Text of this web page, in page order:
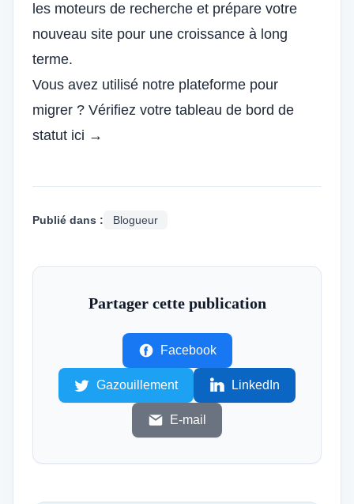
les moteurs de recherche et prépare votre
nouveau site pour une croissance à long
terme.
Vous avez utilisé notre plateforme pour
migrer ? Vérifiez votre tableau de bord de
statut ici →
Publié dans : Blogueur
Partager cette publication
Facebook
Gazouillement LinkedIn
E-mail